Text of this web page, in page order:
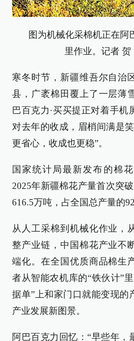
图为机械化采棉机正在阿
里作业。记者 贺
寒冬时节，新疆维吾尔自治
县，广袤棉田覆上了一层薄
巴百克力·买买提正对着手机
对去年的收成，眉梢间满是
更省心，收成也更稳”。
国家统计局最新发布的棉
2025年新疆棉花产量首次突
616.5万吨，占全国总产量的
从人工采棉到机械化作业，
整产业链，中国棉花产业不
端化。在全国优质商品棉生
者从智能农机库的“铁伙计”
据单”上和家门口就能变现的
产业发展新图景。
阿巴百克力回忆：“早些年，